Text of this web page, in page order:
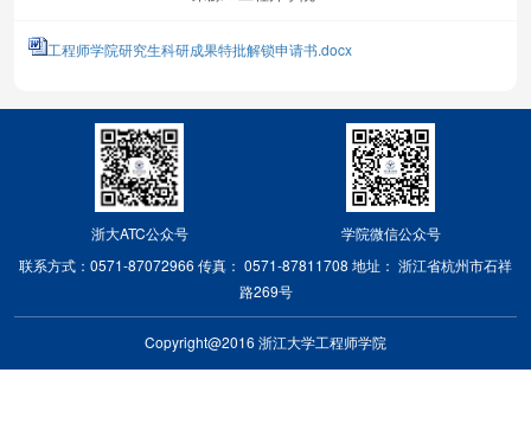
工程师学院研究生科研成果特批解锁申请书.docx
浙大ATC公众号
学院微信公众号
联系方式：0571-87072966 传真： 0571-87811708 地址： 浙江省杭州市石祥
路269号
Copyright@2016 浙江大学工程师学院